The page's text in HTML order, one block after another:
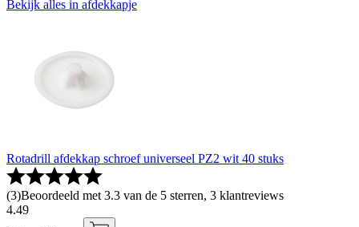
Bekijk alles in afdekkapje
Rotadrill afdekkap schroef universeel PZ2 wit 40 stuks
(3)Beoordeeld met 3.3 van de 5 sterren, 3 klantreviews
4.49